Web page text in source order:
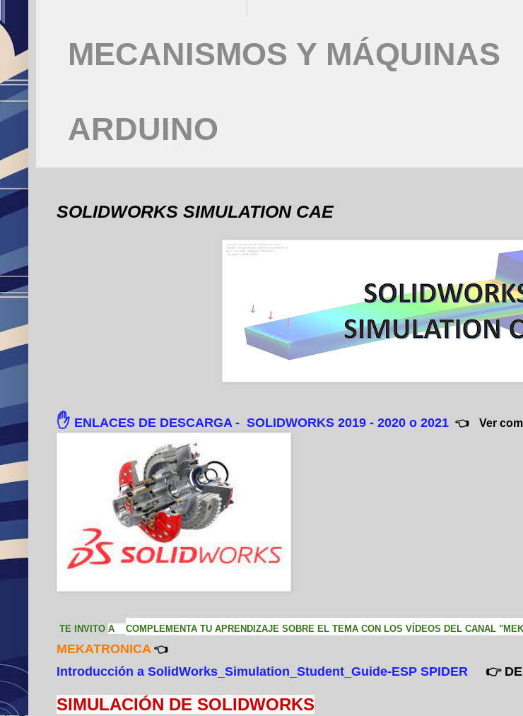
MECANISMOS Y MÁQUINAS
ARDUINO
SOLIDWORKS SIMULATION CAE
✋ ENLACES DE DESCARGA - SOLIDWORKS 2019 - 2020 o 2021 👈 Ver
TE INVITO A COMPLEMENTA TU APRENDIZAJE SOBRE EL TEMA CON LOS VÍDEOS DEL CANAL
MEKATRONICA 👈
Introducción a SolidWorks_Simulation_Student_Guide-ESP SPIDER 👉
SIMULACIÓN DE SOLIDWORKS